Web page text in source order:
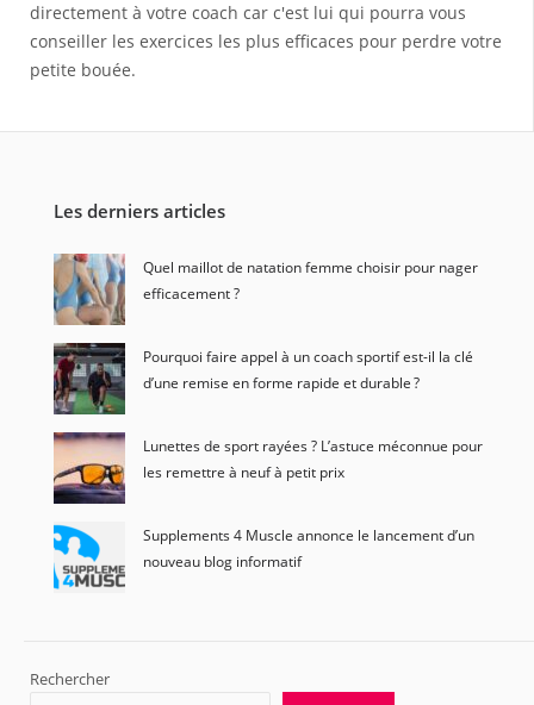
directement à votre coach car c'est lui qui pourra vous
conseiller les exercices les plus efficaces pour perdre votre
petite bouée.
Les derniers articles
Quel maillot de natation femme choisir pour nager
efficacement ?
Pourquoi faire appel à un coach sportif est-il la clé
d’une remise en forme rapide et durable ?
Lunettes de sport rayées ? L’astuce méconnue pour
les remettre à neuf à petit prix
Supplements 4 Muscle annonce le lancement d’un
nouveau blog informatif
Rechercher